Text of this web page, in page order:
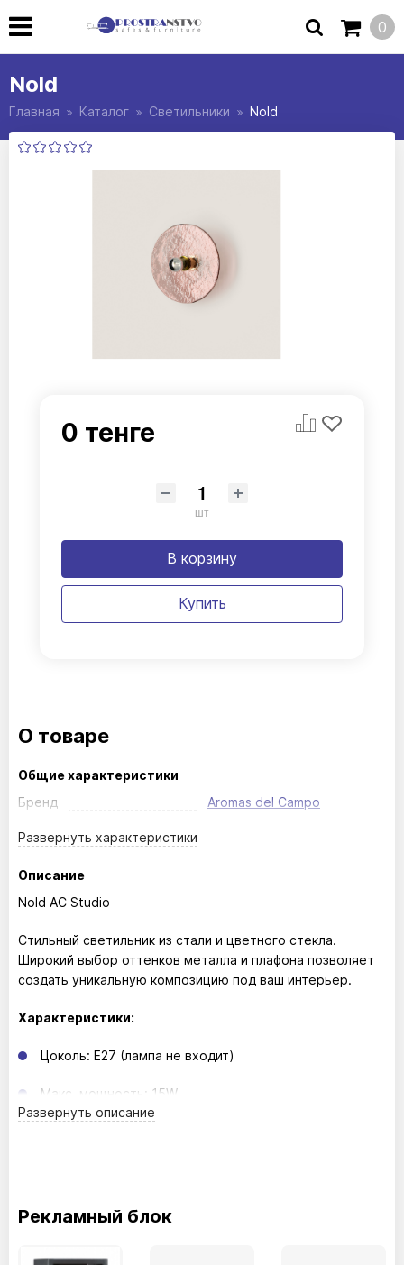
0
Nold
Главная Каталог Светильники Nold
0 тенге
шт
В корзину
Купить
О товаре
Общие характеристики
Бренд
Aromas del Campo
Развернуть характеристики
Описание
Nold AC Studio
Стильный светильник из стали и цветного стекла.
Широкий выбор оттенков металла и плафона позволяет
создать уникальную композицию под ваш интерьер.
Характеристики:
Цоколь: E27 (лампа не входит)
Макс. мощность: 15W
Класс энергоэффективности: E
Развернуть описание
Рекламный блок